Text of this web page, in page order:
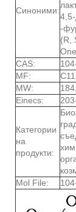
Синоними:
-
(R,
One
CAS:
MF:
MW:
Einecs:
Категории
на
продукти:
Mol File: